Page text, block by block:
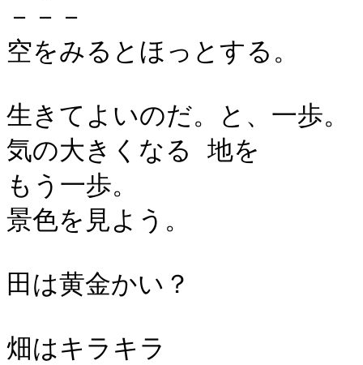
－－－
空をみるとほっとする。
生きてよいのだ。と、一歩。
気の大きくなる 地を
もう一歩。
景色を見よう。
田は黄金かい？
畑はキラキラ